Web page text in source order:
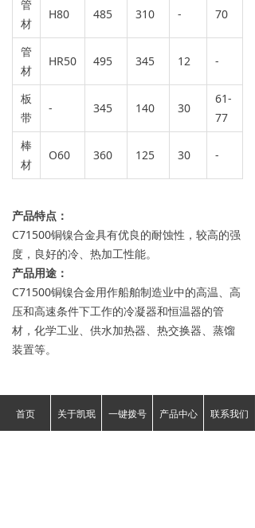
管
材
H80 485 310 - 70
管
材
HR50 495 345 12 -
板
带
- 345 140 30
61-
77
棒
材
O60 360 125 30 -
产品特点：
C71500铜镍合金具有优良的耐蚀性，较高的强
度，良好的冷、热加工性能。
产品用途：
C71500铜镍合金用作船舶制造业中的高温、高
压和高速条件下工作的冷凝器和恒温器的管
材，化学工业、供水加热器、热交换器、蒸馏
装置等。
锰白铜带|锰白铜棒
ꄲ 下一个：
首页 关于凯珉 一键拨号 产品中心 联系我们